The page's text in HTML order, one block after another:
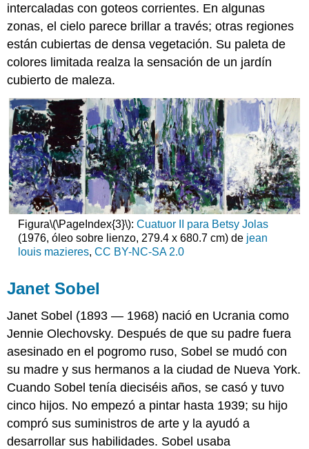
intercaladas con goteos corrientes. En algunas
zonas, el cielo parece brillar a través; otras regiones
están cubiertas de densa vegetación. Su paleta de
colores limitada realza la sensación de un jardín
cubierto de maleza.
Figura\(\PageIndex{3}\): Cuatuor II para Betsy Jolas
(1976, óleo sobre lienzo, 279.4 x 680.7 cm) de jean
louis mazieres, CC BY-NC-SA 2.0
Janet Sobel
Janet Sobel (1893 — 1968) nació en Ucrania como
Jennie Olechovsky. Después de que su padre fuera
asesinado en el pogromo ruso, Sobel se mudó con
su madre y sus hermanos a la ciudad de Nueva York.
Cuando Sobel tenía dieciséis años, se casó y tuvo
cinco hijos. No empezó a pintar hasta 1939; su hijo
compró sus suministros de arte y la ayudó a
desarrollar sus habilidades. Sobel usaba